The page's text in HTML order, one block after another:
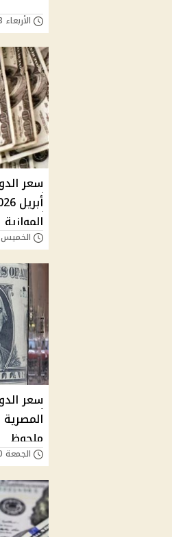
الأربعاء 13/مايو/2026 - 05:58 م
الموازية
الخميس 16/أبريل/2026 - 06:13 م
سعر
ملحوظ
الجمعة 10/أبريل/2026 - 02:59 م